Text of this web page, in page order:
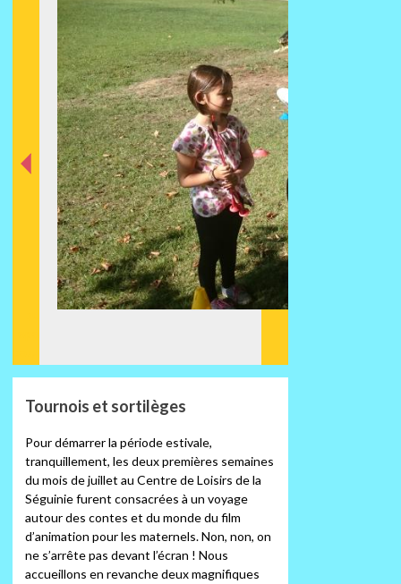
Tournois et sortilèges
Pour démarrer la période estivale,
tranquillement, les deux premières semaines
du mois de juillet au Centre de Loisirs de la
Séguinie furent consacrées à un voyage
autour des contes et du monde du film
d’animation pour les maternels. Non, non, on
ne s’arrête pas devant l’écran ! Nous
accueillons en revanche deux magnifiques